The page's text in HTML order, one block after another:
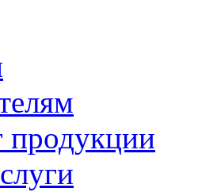
продукции